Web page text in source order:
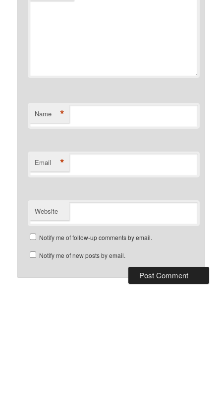
Name *
Email *
Website
Notify me of follow-up comments by email.
Notify me of new posts by email.